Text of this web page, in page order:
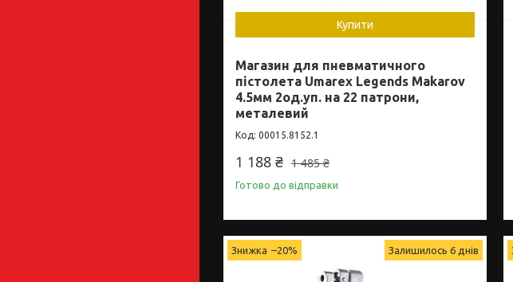
Купити
Магазин для пневматичного
пістолета Umarex Legends Makarov
4.5мм 2од.уп. на 22 патрони,
металевий
00015.8152.1
1 485 ₴
1 188 ₴
Готово до відправки
–20% Залишилось 6 днів